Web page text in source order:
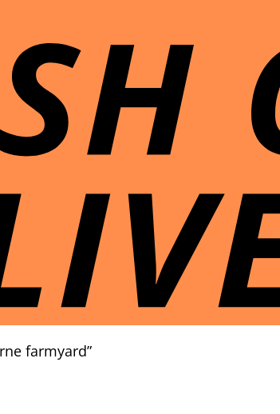
farmyard”